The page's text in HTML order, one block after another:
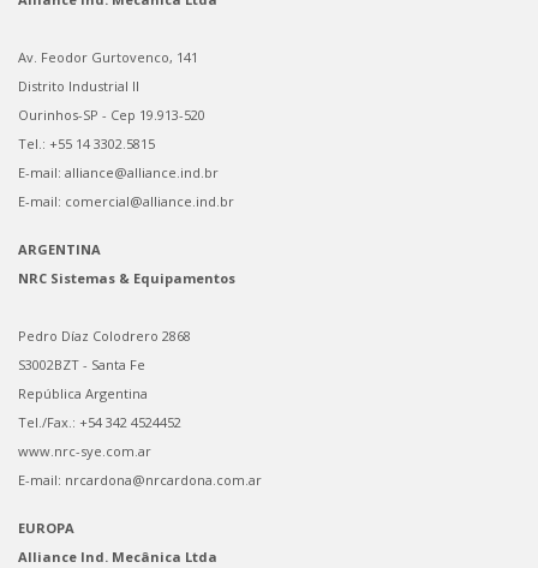
Av. Feodor Gurtovenco, 141
Distrito Industrial II
Ourinhos-SP - Cep 19.913-520
Tel.: +55 14 3302.5815
E-mail: alliance@alliance.ind.br
E-mail: comercial@alliance.ind.br
ARGENTINA
NRC Sistemas & Equipamentos
Pedro Díaz Colodrero 2868
S3002BZT - Santa Fe
República Argentina
Tel./Fax.: +54 342 4524452
www.nrc-sye.com.ar
E-mail: nrcardona@nrcardona.com.ar
EUROPA
Alliance Ind. Mecânica Ltda